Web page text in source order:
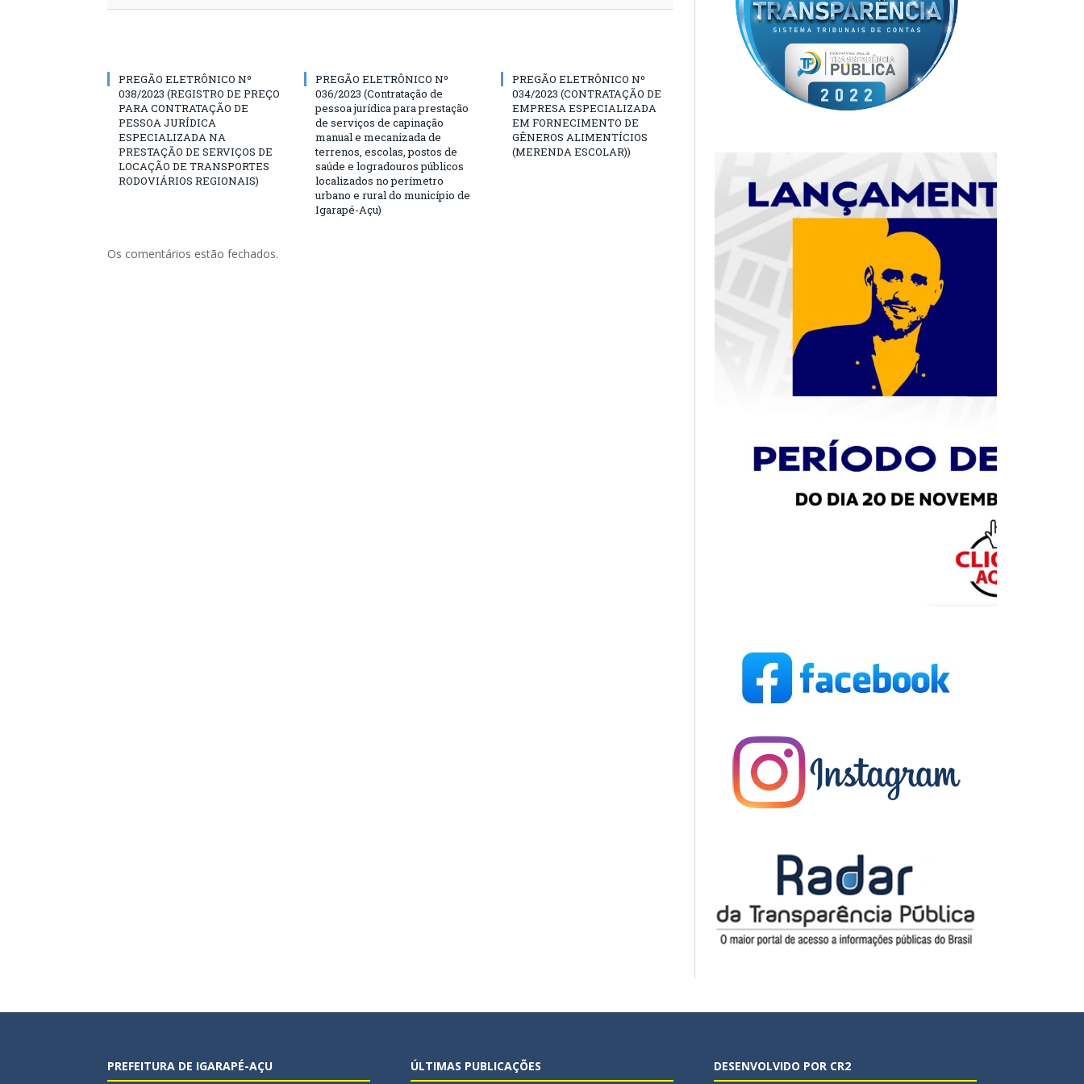
PREGÃO ELETRÔNICO Nº
038/2023 (REGISTRO DE PREÇO
PARA CONTRATAÇÃO DE
PESSOA JURÍDICA
ESPECIALIZADA NA
PRESTAÇÃO DE SERVIÇOS DE
LOCAÇÃO DE TRANSPORTES
RODOVIÁRIOS REGIONAIS)
PREGÃO ELETRÔNICO Nº
036/2023 (Contratação de
pessoa jurídica para prestação
de serviços de capinação
manual e mecanizada de
terrenos, escolas, postos de
saúde e logradouros públicos
localizados no perímetro
urbano e rural do município de
Igarapé-Açu)
PREGÃO ELETRÔNICO Nº
034/2023 (CONTRATAÇÃO DE
EMPRESA ESPECIALIZADA
EM FORNECIMENTO DE
GÊNEROS ALIMENTÍCIOS
(MERENDA ESCOLAR))
Os comentários estão fechados.
PREFEITURA DE IGARAPÉ-AÇU ÚLTIMAS PUBLICAÇÕES DESENVOLVIDO POR CR2